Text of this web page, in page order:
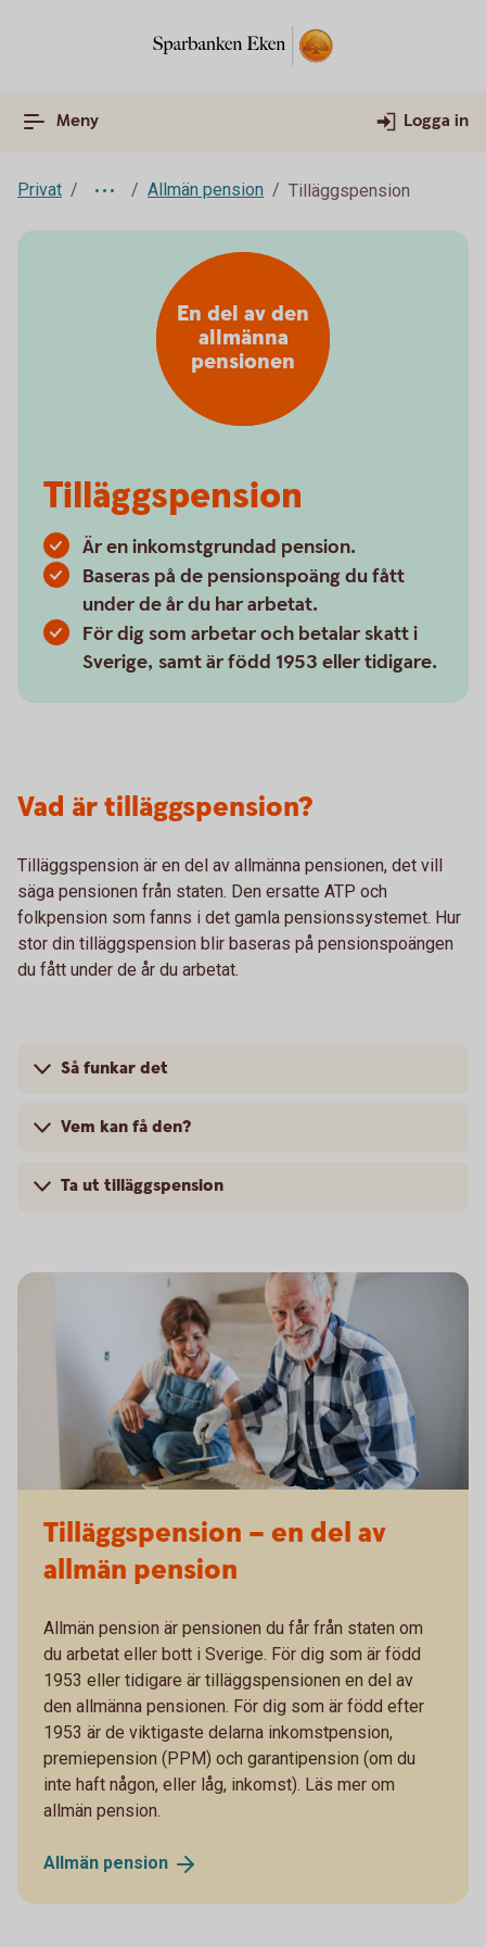
Meny Logga in
Privat Allmän pension Tilläggspension
Tilläggspension
Är en inkomstgrundad pension.
Baseras på de pensionspoäng du fått
under de år du har arbetat.
För dig som arbetar och betalar skatt i
Sverige, samt är född 1953 eller tidigare.
En del av den
allmänna
pensionen
Vad är tilläggspension?
Tilläggspension är en del av allmänna pensionen, det vill
säga pensionen från staten. Den ersatte ATP och
folkpension som fanns i det gamla pensionssystemet. Hur
stor din tilläggspension blir baseras på pensionspoängen
du fått under de år du arbetat.
Så funkar det
Vem kan få den?
Ta ut tilläggspension
Tilläggspension – en del av
allmän pension
Allmän pension är pensionen du får från staten om
du arbetat eller bott i Sverige. För dig som är född
1953 eller tidigare är tilläggspensionen en del av
den allmänna pensionen. För dig som är född efter
1953 är de viktigaste delarna inkomstpension,
premiepension (PPM) och garantipension (om du
inte haft någon, eller låg, inkomst). Läs mer om
allmän pension.
Allmän pension